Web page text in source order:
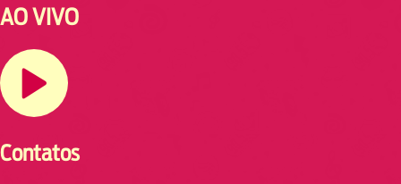
AO VIVO
Contatos